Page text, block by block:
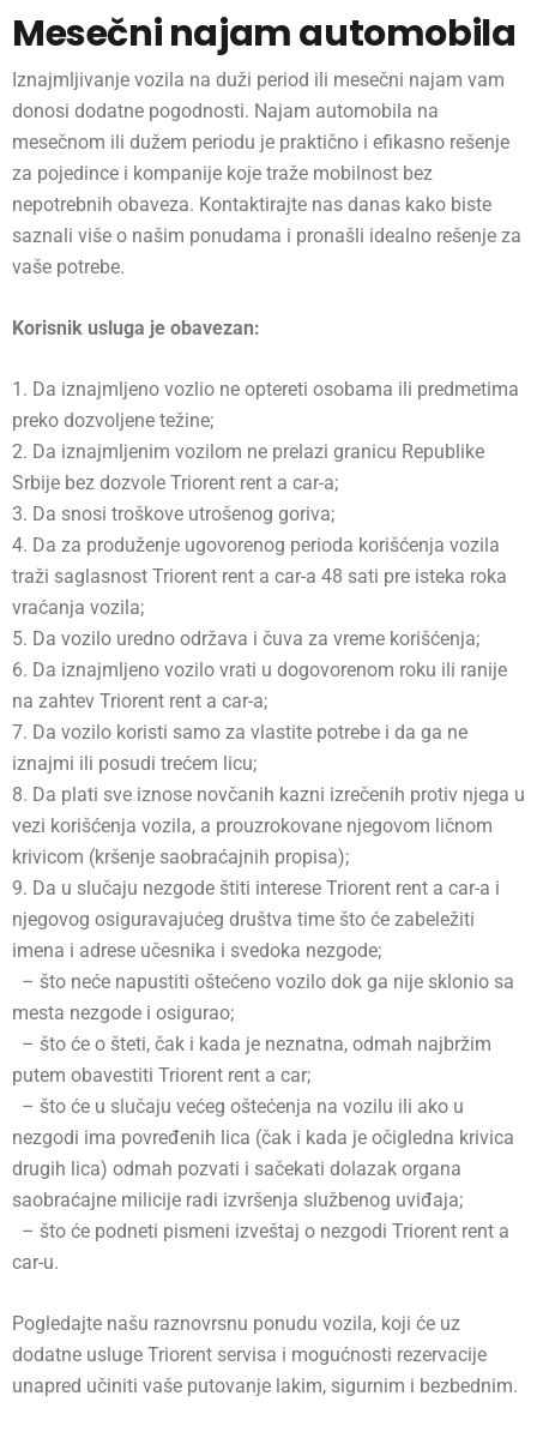
Mesečni najam automobila
Iznajmljivanje vozila na duži period ili mesečni najam vam
donosi dodatne pogodnosti. Najam automobila na
mesečnom ili dužem periodu je praktično i efikasno rešenje
za pojedince i kompanije koje traže mobilnost bez
nepotrebnih obaveza. Kontaktirajte nas danas kako biste
saznali više o našim ponudama i pronašli idealno rešenje za
vaše potrebe.
Korisnik usluga je obavezan:
1. Da iznajmljeno vozlio ne optereti osobama ili predmetima
preko dozvoljene težine;
2. Da iznajmljenim vozilom ne prelazi granicu Republike
Srbije bez dozvole Triorent rent a car-a;
3. Da snosi troškove utrošenog goriva;
4. Da za produženje ugovorenog perioda korišćenja vozila
traži saglasnost Triorent rent a car-a 48 sati pre isteka roka
vraćanja vozila;
5. Da vozilo uredno održava i čuva za vreme korišćenja;
6. Da iznajmljeno vozilo vrati u dogovorenom roku ili ranije
na zahtev Triorent rent a car-a;
7. Da vozilo koristi samo za vlastite potrebe i da ga ne
iznajmi ili posudi trećem licu;
8. Da plati sve iznose novčanih kazni izrečenih protiv njega u
vezi korišćenja vozila, a prouzrokovane njegovom ličnom
krivicom (kršenje saobraćajnih propisa);
9. Da u slučaju nezgode štiti interese Triorent rent a car-a i
njegovog osiguravajućeg društva time što će zabeležiti
imena i adrese učesnika i svedoka nezgode;
– što neće napustiti oštećeno vozilo dok ga nije sklonio sa
mesta nezgode i osigurao;
– što će o šteti, čak i kada je neznatna, odmah najbržim
putem obavestiti Triorent rent a car;
– što će u slučaju većeg oštećenja na vozilu ili ako u
nezgodi ima povređenih lica (čak i kada je očigledna krivica
drugih lica) odmah pozvati i sačekati dolazak organa
saobraćajne milicije radi izvršenja službenog uviđaja;
– što će podneti pismeni izveštaj o nezgodi Triorent rent a
car-u.
Pogledajte našu raznovrsnu ponudu vozila, koji će uz
dodatne usluge Triorent servisa i mogućnosti rezervacije
unapred učiniti vaše putovanje lakim, sigurnim i bezbednim.